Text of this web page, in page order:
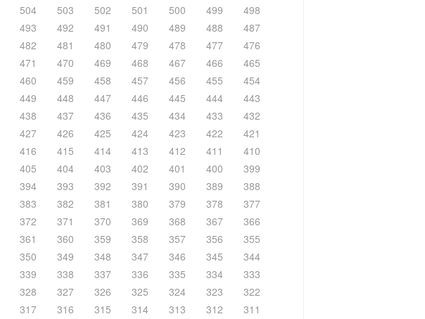
504 503 502 501 500 499
498
493 492 491 490 489 488
487
482 481 480 479 478 477
476
471 470 469 468 467 466
465
460 459 458 457 456 455
454
449 448 447 446 445 444
443
438 437 436 435 434 433
432
427 426 425 424 423 422
421
416 415 414 413 412 411
410
405 404 403 402 401 400
399
394 393 392 391 390 389
388
383 382 381 380 379 378
377
372 371 370 369 368 367
366
361 360 359 358 357 356
355
350 349 348 347 346 345
344
339 338 337 336 335 334
333
328 327 326 325 324 323
322
317 316 315 314 313 312
311